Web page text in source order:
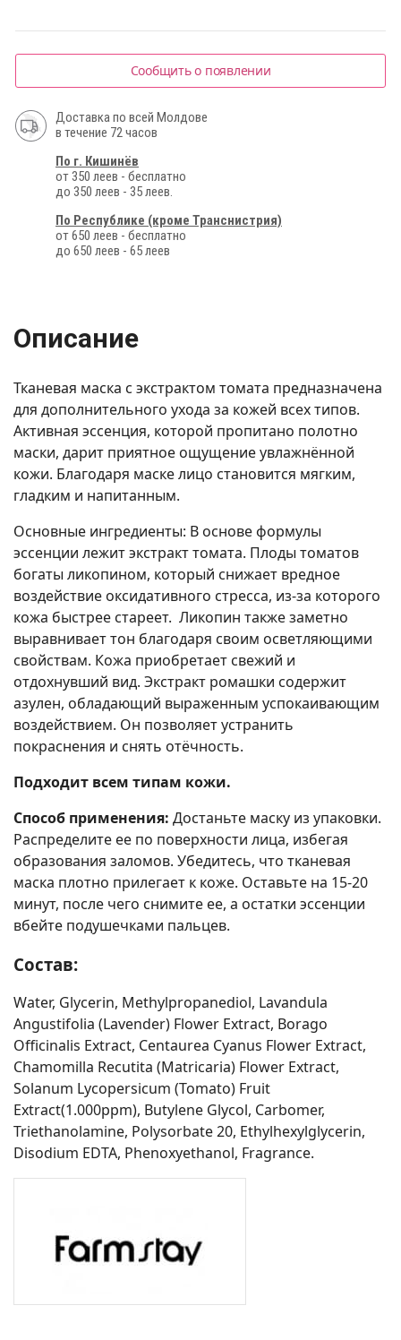
Сообщить о появлении
Доставка по всей Молдове
в течение 72 часов
По г. Кишинёв
от 350 леев - бесплатно
до 350 леев - 35 леев.
По Республике (кроме Транснистрия)
от 650 леев - бесплатно
до 650 леев - 65 леев
Описание
Тканевая маска с экстрактом томата предназначена
для дополнительного ухода за кожей всех типов.
Активная эссенция, которой пропитано полотно
маски, дарит приятное ощущение увлажнённой
кожи. Благодаря маске лицо становится мягким,
гладким и напитанным.
Основные ингредиенты: В основе формулы
эссенции лежит экстракт томата. Плоды томатов
богаты ликопином, который снижает вредное
воздействие оксидативного стресса, из-за которого
кожа быстрее стареет. Ликопин также заметно
выравнивает тон благодаря своим осветляющими
свойствам. Кожа приобретает свежий и
отдохнувший вид. Экстракт ромашки содержит
азулен, обладающий выраженным успокаивающим
воздействием. Он позволяет устранить
покраснения и снять отёчность.
Подходит всем типам кожи.
Способ применения: Достаньте маску из упаковки.
Распределите ее по поверхности лица, избегая
образования заломов. Убедитесь, что тканевая
маска плотно прилегает к коже. Оставьте на 15-20
минут, после чего снимите ее, а остатки эссенции
вбейте подушечками пальцев.
Состав:
Water, Glycerin, Methylpropanediol, Lavandula
Angustifolia (Lavender) Flower Extract, Borago
Officinalis Extract, Centaurea Cyanus Flower Extract,
Chamomilla Recutita (Matricaria) Flower Extract,
Solanum Lycopersicum (Tomato) Fruit
Extract(1.000ppm), Butylene Glycol, Carbomer,
Triethanolamine, Polysorbate 20, Ethylhexylglycerin,
Disodium EDTA, Phenoxyethanol, Fragrance.